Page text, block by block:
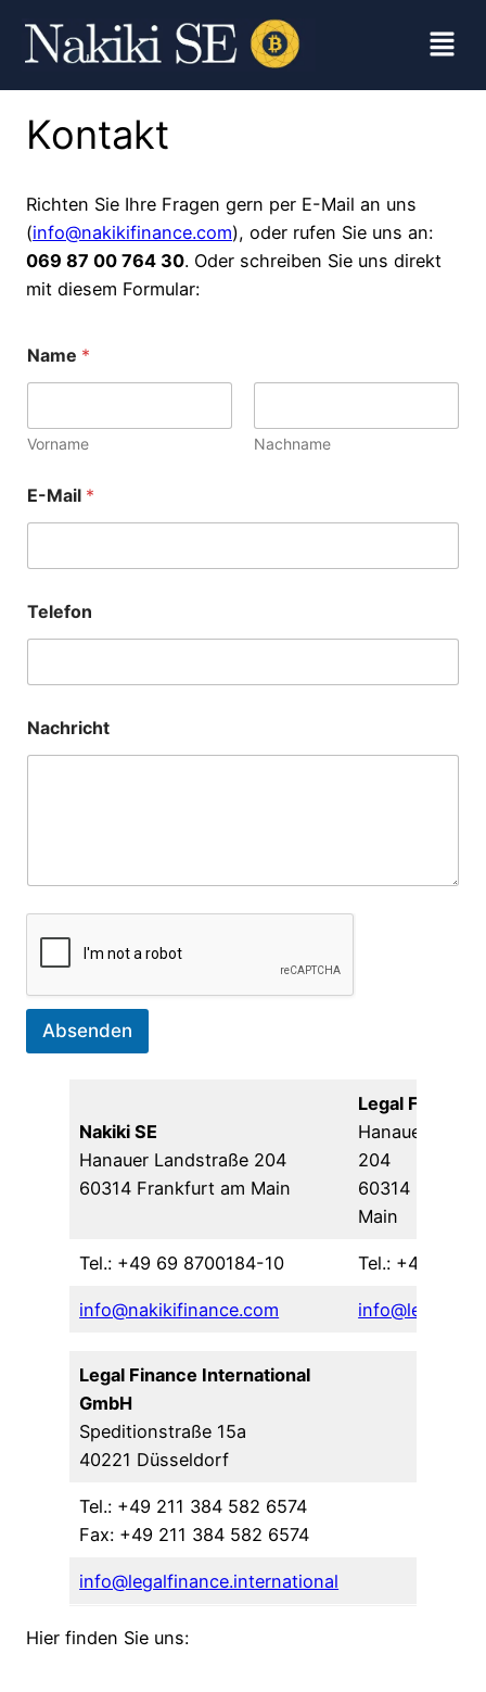
Kontakt
Richten Sie Ihre Fragen gern per E-Mail an uns
(info@nakikifinance.com), oder rufen Sie uns an:
069 87 00 764 30. Oder schreiben Sie uns direkt
mit diesem Formular:
Name *
Vorname Nachname
E-Mail *
Telefon
Nachricht
Absenden
Nakiki SE
Hanauer Landstraße 204
60314 Frankfurt am Main
Legal Finance
Hanauer
204
60314
Main
Tel.: +49 69 8700184-10 Tel.: +49 69
info@nakikifinance.com
Legal Finance International
GmbH
Speditionstraße 15a
40221 Düsseldorf
Tel.: +49 211 384 582 6574
Fax: +49 211 384 582 6574
info@legalfinance.international
Hier finden Sie uns: